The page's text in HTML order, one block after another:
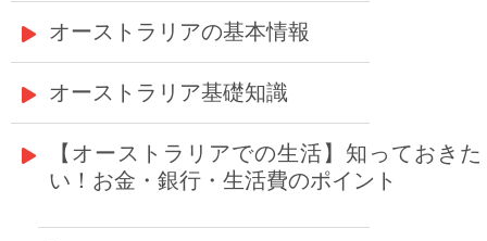
オーストラリアの基本情報
オーストラリア基礎知識
【オーストラリアでの生活】知っておきた
い！お金・銀行・生活費のポイント